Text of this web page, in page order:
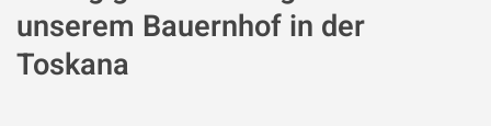
unserem Bauernhof in der
Toskana